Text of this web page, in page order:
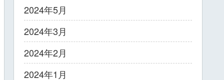
2024年5月
2024年3月
2024年2月
2024年1月